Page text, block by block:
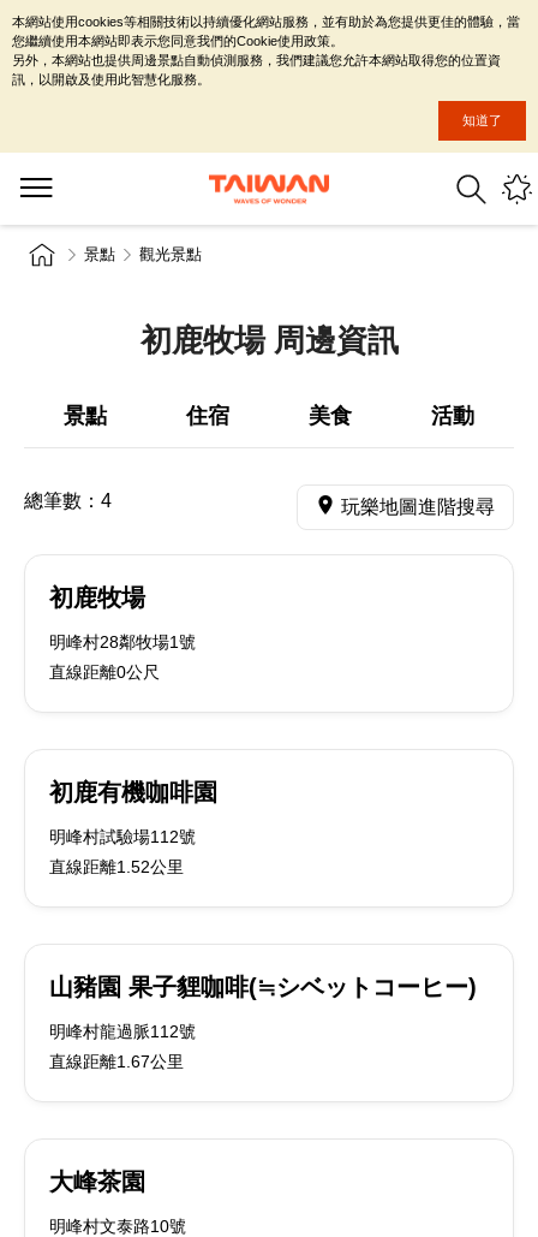
景點 觀光景點
初鹿牧場 周邊資訊
景點 住宿 美食 活動
總筆數： 4 玩樂地圖進階搜尋
初鹿牧場
明峰村28鄰牧場1號
直線距離0公尺
初鹿有機咖啡園
明峰村試驗場112號
直線距離1.52公里
山豬園 果子貍咖啡(≒シベットコーヒー)
明峰村龍過脈112號
直線距離1.67公里
大峰茶園
明峰村文泰路10號
本網站使用cookies等相關技術以持續優化網站服務，並有助於為您提供更佳的體驗，當
您繼續使用本網站即表示您同意我們的Cookie使用政策。
另外，本網站也提供周邊景點自動偵測服務，我們建議您允許本網站取得您的位置資
訊，以開啟及使用此智慧化服務。
知道了